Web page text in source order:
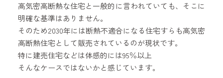
高気密高断熱な住宅と一般的に言われていても、そこに
明確な基準はありません。
そのため2030年には断熱不適合になる住宅すらも高気密
高断熱住宅として販売されているのが現状です。
特に建売住宅などは体感的には95％以上
そんなケースではないかと感じています。